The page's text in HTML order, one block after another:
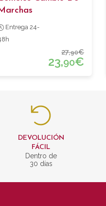
Entrega 24-
27,90€
23,90€
DEVOLUCIÓN
FÁCIL
Dentro de
30 días